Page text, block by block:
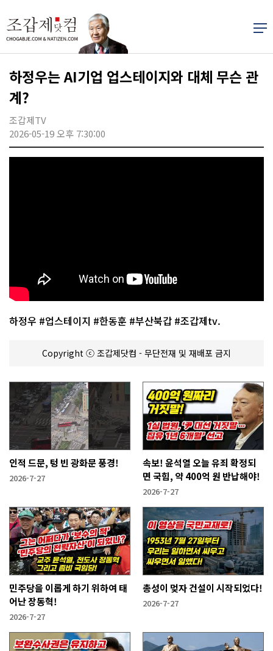
하정우는 AI기업 업스테이지와 대체 무슨 관
계?
조갑제TV
2026-05-19 오후 7:30:00
하정우 #업스테이지 #한동훈 #부산북갑 #조갑제tv.
Copyright ⓒ 조갑제닷컴 - 무단전재 및 재배포 금지
인적 드문, 텅 빈 광화문 풍경!
2026-7-27
속보! 윤석열 오늘 유죄 확정되
면 국힘, 약 400억 원 반납해야!
2026-7-27
민주당을 이롭게 하기 위하여 태
어난 장동혁!
2026-7-27
총성이 멎자 건설이 시작되었다!
2026-7-27